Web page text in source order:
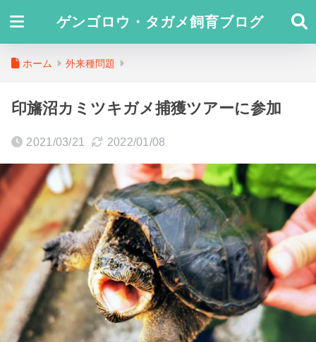
ゲンゴロウ・タガメ飼育ブログ
ホーム 外来種問題
印旛沼カミツキガメ捕獲ツアーに参加
2021/03/21 2022/01/08